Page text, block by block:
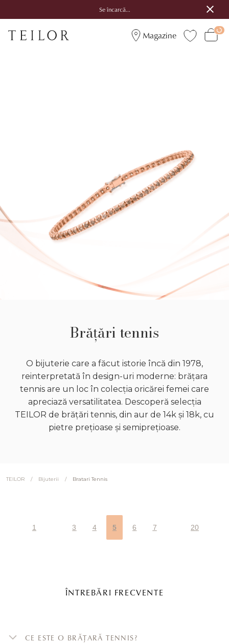
Se încarcă...
Magazine
Brățări tennis
O bijuterie care a făcut istorie încă din 1978,
reinterpretată în design-uri moderne: brățara
tennis are un loc în colecția oricărei femei care
apreciază versatilitatea. Descoperă selecția
TEILOR de brățări tennis, din aur de 14k și 18k, cu
pietre prețioase și semiprețioase.
TEILOR / Bijuterii / Bratari Tennis
1 3 4 5 6 7 20
ÎNTREBĂRI FRECVENTE
CE ESTE O BRĂȚARĂ TENNIS?